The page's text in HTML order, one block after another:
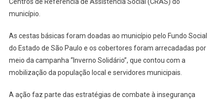
E
Cobertores
município.
As cestas básicas foram doadas ao município pelo Fundo Social
do Estado de São Paulo e os cobertores foram arrecadadas por
meio da campanha “Inverno Solidário”, que contou com a
mobilização da população local e servidores municipais.
A ação faz parte das estratégias de combate à insegurança